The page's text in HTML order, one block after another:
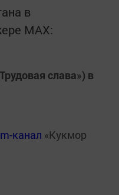
в
MАХ:
слава») в
канал «Кукмор